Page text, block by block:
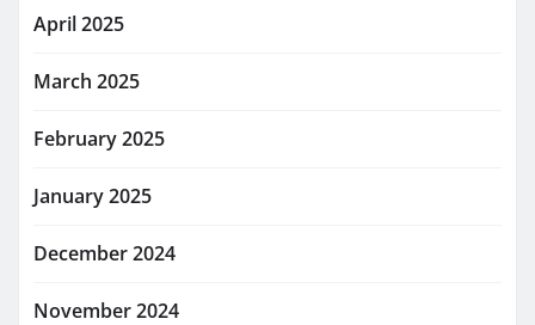
April 2025
March 2025
February 2025
January 2025
December 2024
November 2024